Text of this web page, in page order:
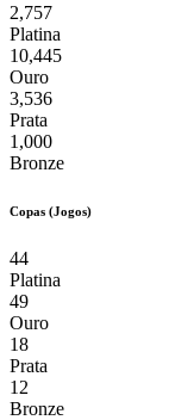
2,757
Platina
10,445
Ouro
3,536
Prata
1,000
Bronze
Copas (Jogos)
44
Platina
49
Ouro
18
Prata
12
Bronze